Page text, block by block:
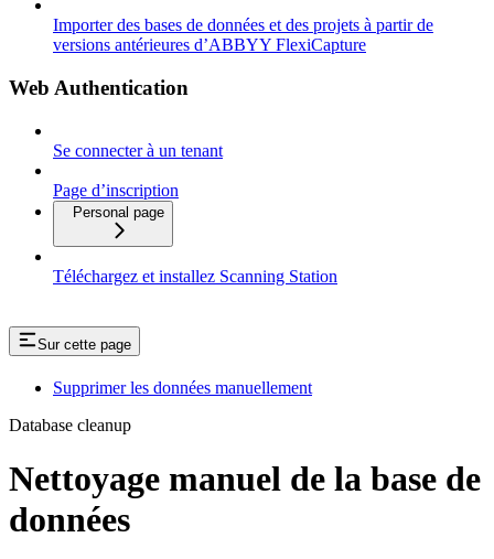
Importer des bases de données et des projets à partir de
versions antérieures d’ABBYY FlexiCapture
Web Authentication
Se connecter à un tenant
Page d’inscription
Personal page
Téléchargez et installez Scanning Station
Sur cette page
Supprimer les données manuellement
Database cleanup
Nettoyage manuel de la base de
données